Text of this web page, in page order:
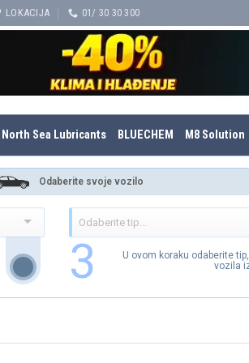
LOKACIJA 01/ 30 30 300
North Sea Lubricants BLUECHEM M8 Solution
Odaberite svoje vozilo
3
U ovom koraku odaberite
vozila